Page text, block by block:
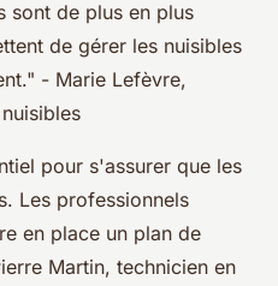
sont de plus en plus
de gérer les nuisibles
- Marie Lefèvre,
pour s'assurer que les
Les professionnels
en place un plan de
Martin, technicien en